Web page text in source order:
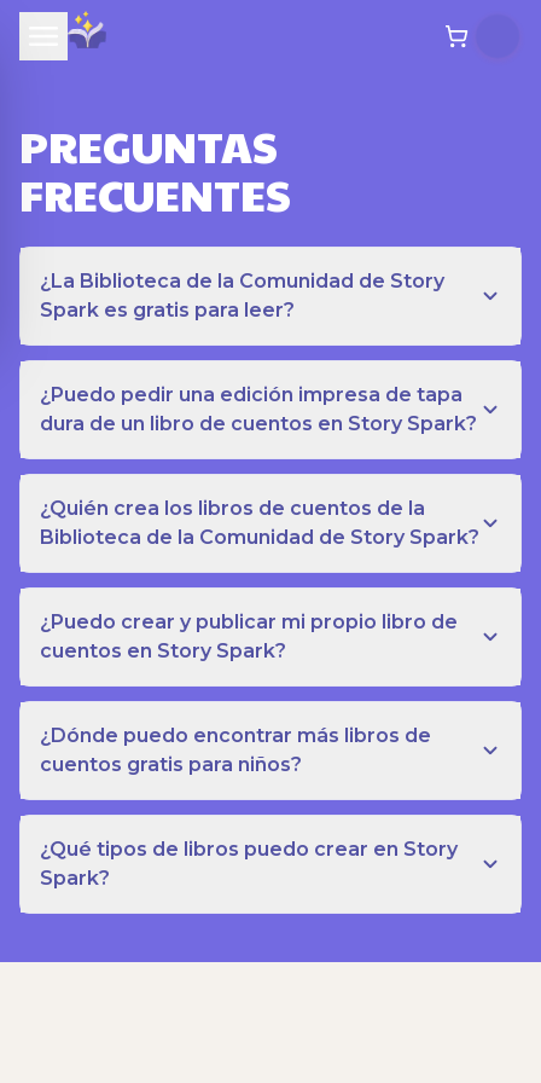
PREGUNTAS
FRECUENTES
¿La Biblioteca de la Comunidad de Story
Spark es gratis para leer?
¿Puedo pedir una edición impresa de tapa
dura de un libro de cuentos en Story Spark?
¿Quién crea los libros de cuentos de la
Biblioteca de la Comunidad de Story Spark?
¿Puedo crear y publicar mi propio libro de
cuentos en Story Spark?
¿Dónde puedo encontrar más libros de
cuentos gratis para niños?
¿Qué tipos de libros puedo crear en Story
Spark?